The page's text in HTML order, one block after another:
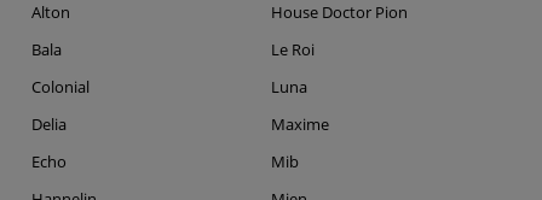
Alton
Bala
Colonial
Delia
Echo
House Doctor Pion
Le Roi
Luna
Maxime
Mib